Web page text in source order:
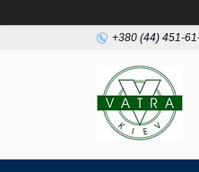
+380 (44) 451-